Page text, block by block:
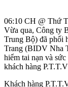
06:10 CH @ Thứ
Vừa qua, Công ty
Trung Bộ) đã phối
Trang (BIDV Nha
hiểm tai nạn và
khách hàng
Khách hàng